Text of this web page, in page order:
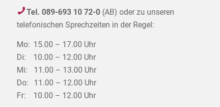
Tel. 089-693 10 72-0(AB) oder zu unseren
telefonischen Sprechzeiten in der Regel:
Mo: 15.00 – 17.00 Uhr
Di:
10.00 – 12.00 Uhr
Mi:
11.00 – 13.00 Uhr
Do:
11.00 – 12.00 Uhr
Fr:
10.00 – 12.00 Uhr